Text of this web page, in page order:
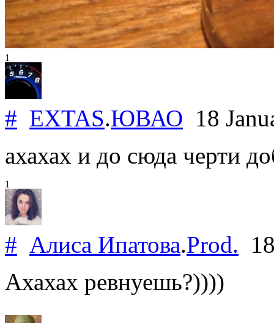
1
# EXTAS.ЮВАО 18
ахахах и до сюда черти
1
# Алиса Ипатова.Prod.
Ахахах ревнуешь?))))